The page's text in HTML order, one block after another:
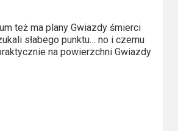
też ma plany Gwiazdy śmierci
słabego punktu… no i czemu
na powierzchni Gwiazdy